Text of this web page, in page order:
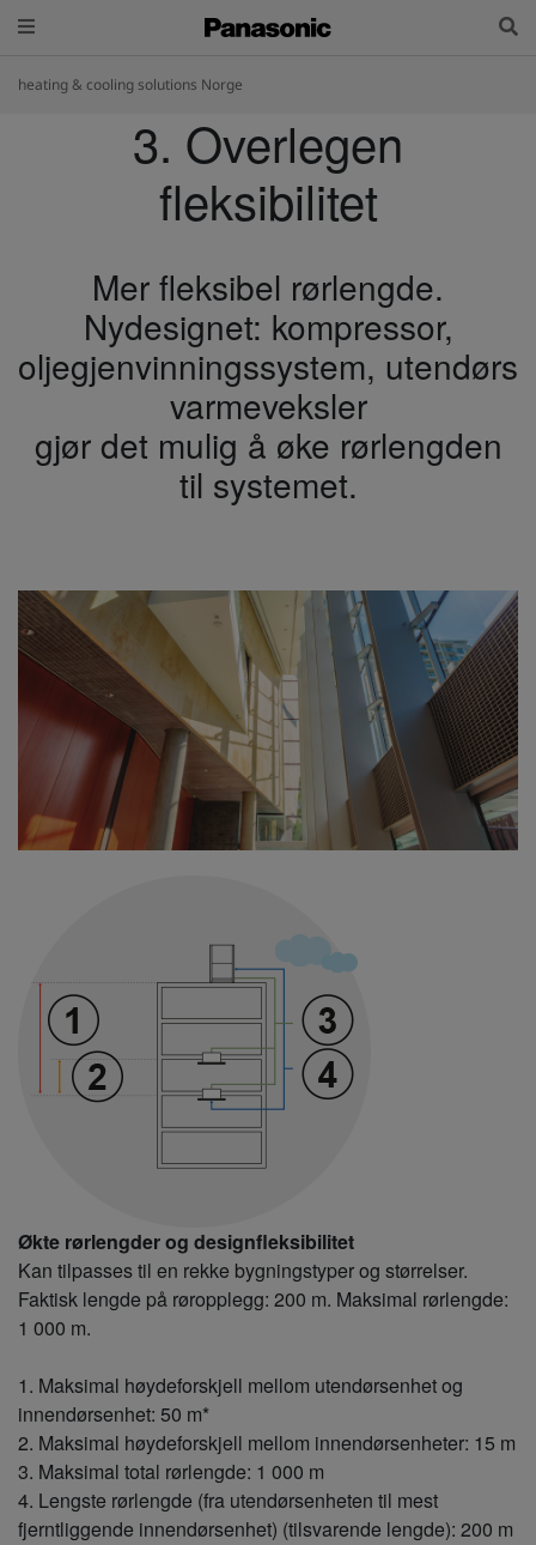
heating & cooling solutions Norge
3. Overlegen
fleksibilitet
Mer fleksibel rørlengde.
Nydesignet: kompressor,
oljegjenvinningssystem, utendørs
varmeveksler
gjør det mulig å øke rørlengden
til systemet.
Økte rørlengder og designfleksibilitet
Kan tilpasses til en rekke bygningstyper og størrelser.
Faktisk lengde på røropplegg: 200 m. Maksimal rørlengde:
1 000 m.
1. Maksimal høydeforskjell mellom utendørsenhet og
innendørsenhet: 50 m*
2. Maksimal høydeforskjell mellom innendørsenheter: 15 m
3. Maksimal total rørlengde: 1 000 m
4. Lengste rørlengde (fra utendørsenheten til mest
fjerntliggende innendørsenhet) (tilsvarende lengde): 200 m